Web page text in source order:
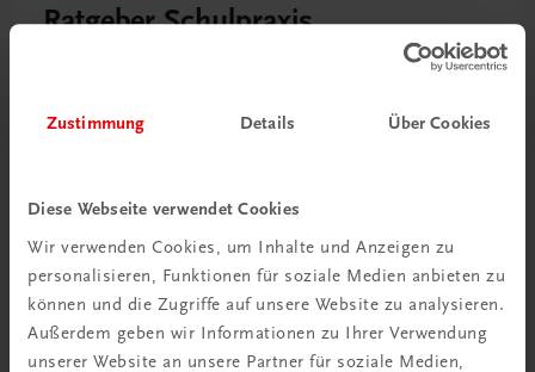
Zustimmung Details Über Cookies
Diese Webseite verwendet Cookies
Wir verwenden Cookies, um Inhalte und Anzeigen zu
personalisieren, Funktionen für soziale Medien anbieten zu
können und die Zugriffe auf unsere Website zu analysieren.
Außerdem geben wir Informationen zu Ihrer Verwendung
unserer Website an unsere Partner für soziale Medien,
Ratgeber Schulpraxis